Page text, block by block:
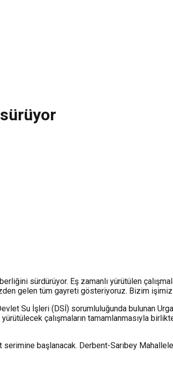
sürdürüyor. Eş zamanlı yürütülen
gelen tüm gayreti gösteriyoruz. Bizim
Su İşleri (DSİ) sorumluluğunda bulunan
çalışmaların tamamlanmasıyla
başlanacak. Derbent-Sarıbey